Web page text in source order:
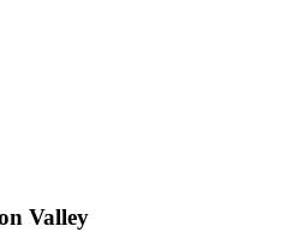
Valley